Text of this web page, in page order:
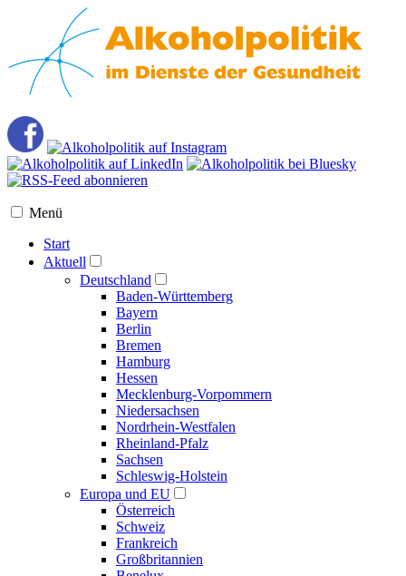
Menü
Start
Aktuell
Deutschland
Baden-Württemberg
Bayern
Berlin
Bremen
Hamburg
Hessen
Mecklenburg-Vorpommern
Niedersachsen
Nordrhein-Westfalen
Rheinland-Pfalz
Sachsen
Schleswig-Holstein
Europa und EU
Österreich
Schweiz
Frankreich
Großbritannien